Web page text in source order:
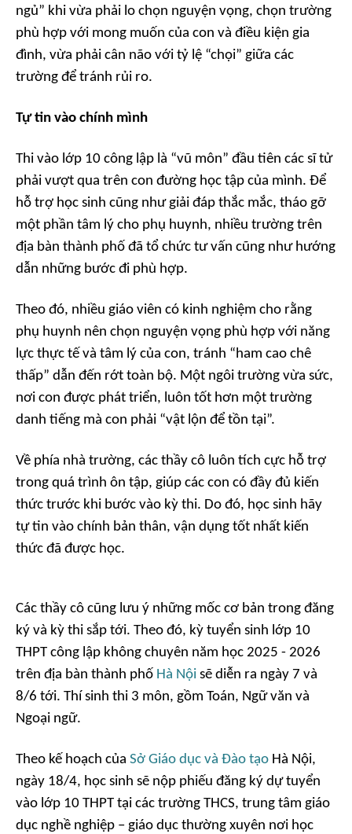
ngủ” khi vừa phải lo chọn nguyện vọng, chọn trường
phù hợp với mong muốn của con và điều kiện gia
đình, vừa phải cân não với tỷ lệ “chọi” giữa các
trường để tránh rủi ro.
Tự tin vào chính mình
Thi vào lớp 10 công lập là “vũ môn” đầu tiên các sĩ tử
phải vượt qua trên con đường học tập của mình. Để
hỗ trợ học sinh cũng như giải đáp thắc mắc, tháo gỡ
một phần tâm lý cho phụ huynh, nhiều trường trên
địa bàn thành phố đã tổ chức tư vấn cũng như hướng
dẫn những bước đi phù hợp.
Theo đó, nhiều giáo viên có kinh nghiệm cho rằng
phụ huynh nên chọn nguyện vọng phù hợp với năng
lực thực tế và tâm lý của con, tránh “ham cao chê
thấp” dẫn đến rớt toàn bộ. Một ngôi trường vừa sức,
nơi con được phát triển, luôn tốt hơn một trường
danh tiếng mà con phải “vật lộn để tồn tại”.
Về phía nhà trường, các thầy cô luôn tích cực hỗ trợ
trong quá trình ôn tập, giúp các con có đầy đủ kiến
thức trước khi bước vào kỳ thi. Do đó, học sinh hãy
tự tin vào chính bản thân, vận dụng tốt nhất kiến
thức đã được học.
Các thầy cô cũng lưu ý những mốc cơ bản trong đăng
ký và kỳ thi sắp tới. Theo đó, kỳ tuyển sinh lớp 10
THPT công lập không chuyên năm học 2025 - 2026
trên địa bàn thành phố Hà Nội sẽ diễn ra ngày 7 và
8/6 tới. Thí sinh thi 3 môn, gồm Toán, Ngữ văn và
Ngoại ngữ.
Theo kế hoạch của Sở Giáo dục và Đào tạo Hà Nội,
ngày 18/4, học sinh sẽ nộp phiếu đăng ký dự tuyển
vào lớp 10 THPT tại các trường THCS, trung tâm giáo
dục nghề nghiệp – giáo dục thường xuyên nơi học